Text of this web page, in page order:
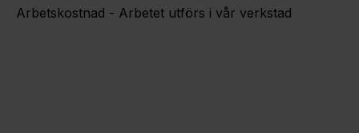
Arbetskostnad - Arbetet utförs i vår verkstad